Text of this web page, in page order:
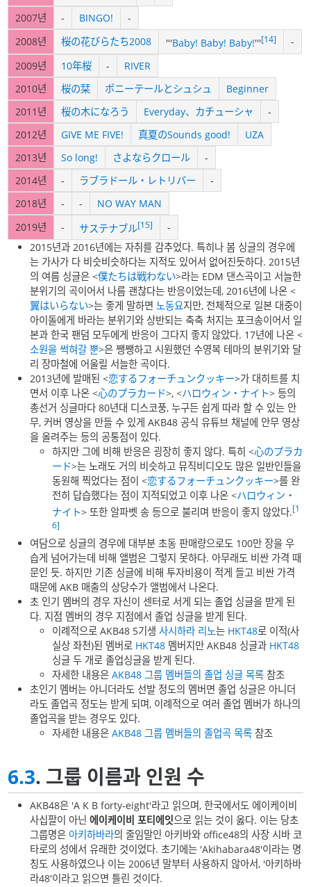
2007년
- BINGO!
-
2008년
桜の花びらたち2008 '''Baby! Baby! Baby!'''[14]
-
2009년
10年桜 -
RIVER
2010년
桜の栞 ポニーテールとシュシュ
Beginner
2011년
桜の木になろう Everyday、カチューシャ
-
2012년
GIVE ME FIVE! 真夏のSounds good!
UZA
2013년
So long! さよならクロール
-
2014년
- ラブラドール・レトリバー
-
2018년
- -
NO WAY MAN
2019년
- サステナブル[15]
-
2015년과 2016년에는 자취를 감추었다. 특히나 봄 싱글의 경우에
는 가사가 다 비슷비슷하다는 지적도 있어서 없어진듯하다. 2015년
의 여름 싱글은 <僕たちは戦わない>라는 EDM 댄스곡이고 서늘한
분위기의 곡이어서 나름 괜찮다는 반응이었는데, 2016년에 나온 <
翼はいらない>는 좋게 말하면노동요지만, 전체적으로 일본 대중이
아이돌에게 바라는 분위기와 상반되는 축축 처지는 포크송이어서 일
본과 한국 팬덤 모두에게 반응이 그다지 좋지 않았다. 17년에 나온 <
소원을 썩혀갈 뿐>은 쨍쨍하고 시원했던 수영복 테마의 분위기와 달
리 장마철에 어울릴 서늘한 곡이다.
2013년에 발매된 <恋するフォーチュンクッキー>가 대히트를 치
면서 이후 나온 <心のプラカード>, <ハロウィン・ナイト> 등의
총선거 싱글마다 80년대 디스코풍, 누구든 쉽게 따라 할 수 있는 안
무, 커버 영상을 만들 수 있게 AKB48 공식 유튜브 채널에 안무 영상
을 올려주는 등의 공통점이 있다.
하지만 그에 비해 반응은 굉장히 좋지 않다. 특히 <心のプラカ
ード>는 노래도 거의 비슷하고 뮤직비디오도 많은 일반인들을
동원해 찍었다는 점이 <恋するフォーチュンクッキー>를 완
전히 답습했다는 점이 지적되었고 이후 나온 <ハロウィン・
ナイト> 또한 알파벳 송 등으로 불리며 반응이 좋지 않았다.[1
6]
여담으로 싱글의 경우에 대부분 초동 판매량으로도 100만 장을 우
습게 넘어가는데 비해 앨범은 그렇지 못하다. 아무래도 비싼 가격 때
문인 듯. 하지만 기존 싱글에 비해 투자비용이 적게 들고 비싼 가격
때문에 AKB 매출의 상당수가 앨범에서 나온다.
초 인기 멤버의 경우 자신이 센터로 서게 되는 졸업 싱글을 받게 된
다. 지점 멤버의 경우 지점에서 졸업 싱글을 받게 된다.
이례적으로 AKB48 5기생사시하라 리노는 HKT48로 이적(사
실상 좌천)된 멤버로 HKT48 멤버지만 AKB48 싱글과 HKT48
싱글 두 개로 졸업싱글을 받게 된다.
자세한 내용은AKB48 그룹 멤버들의 졸업 싱글 목록 참조
초인기 멤버는 아니더라도 선발 정도의 멤버면 졸업 싱글은 아니더
라도 졸업곡 정도는 받게 되며, 이례적으로 여러 졸업 멤버가 하나의
졸업곡을 받는 경우도 있다.
자세한 내용은AKB48 그룹 멤버들의 졸업곡 목록 참조
6.3. 그룹 이름과 인원 수
AKB48은 'A K B forty-eight'라고 읽으며, 한국에서도 에이케이비
사십팔이 아닌에이케이비 포티에잇으로 읽는 것이 옳다. 이는 당초
그룹명은 아키하바라의 줄임말인 아키바와 office48의 사장 시바 코
타로의 성에서 유래한 것이었다. 초기에는 'Akihabara48'이라는 명
칭도 사용하였으나 이는 2006년 말부터 사용하지 않아서, '아키하바
라48'이라고 읽으면 틀린 것이다.